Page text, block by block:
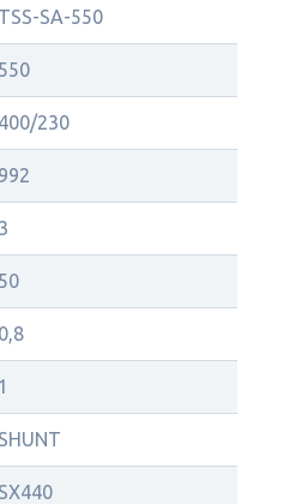
TSS-SA-550
550
400/230
992
3
50
0,8
1
SHUNT
SX440